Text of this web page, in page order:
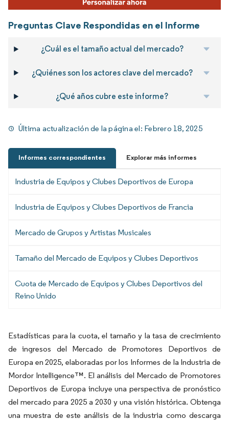
Preguntas Clave Respondidas en el Informe
¿Cuál es el tamaño actual del mercado?
¿Quiénes son los actores clave del mercado?
¿Qué años cubre este informe?
Última actualización de la página el: Febrero 18, 2025
Informes correspondientes Explorar más informes
Industria de Equipos y Clubes Deportivos de Europa
Industria de Equipos y Clubes Deportivos de Francia
Mercado de Grupos y Artistas Musicales
Tamaño del Mercado de Equipos y Clubes Deportivos
Cuota de Mercado de Equipos y Clubes Deportivos del
Reino Unido
Estadísticas para la cuota, el tamaño y la tasa de crecimiento
de ingresos del Mercado de Promotores Deportivos de
Europa en 2025, elaboradas por los Informes de la Industria de
Mordor Intelligence™. El análisis del Mercado de Promotores
Deportivos de Europa incluye una perspectiva de pronóstico
del mercado para 2025 a 2030 y una visión histórica. Obtenga
una muestra de este análisis de la industria como descarga